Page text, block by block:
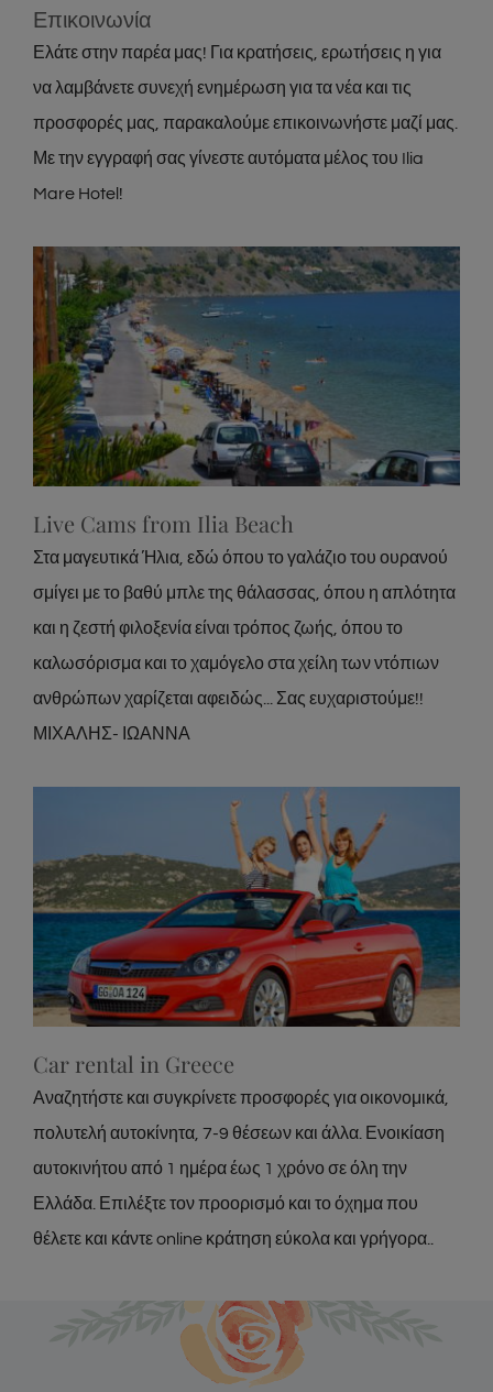
Επικοινωνία
Ελάτε στην παρέα μας! Για κρατήσεις, ερωτήσεις η για
να λαμβάνετε συνεχή ενημέρωση για τα νέα και τις
προσφορές μας, παρακαλούμε επικοινωνήστε μαζί μας.
Με την εγγραφή σας γίνεστε αυτόματα μέλος του Ilia
Mare Hotel!
Live Cams from Ilia Beach
About Guests Photos
Live Cams from Ilia Beach
Στα μαγευτικά Ήλια, εδώ όπου το γαλάζιο του ουρανού
σμίγει με το βαθύ μπλε της θάλασσας, όπου η απλότητα
και η ζεστή φιλοξενία είναι τρόπος ζωής, όπου το
καλωσόρισμα και το χαμόγελο στα χείλη των ντόπιων
ανθρώπων χαρίζεται αφειδώς... Σας ευχαριστούμε!!
ΜΙΧΑΛΗΣ- ΙΩΑΝΝΑ
Car rental in Greece
Location
Car rental in Greece
Αναζητήστε και συγκρίνετε προσφορές για οικονομικά,
πολυτελή αυτοκίνητα, 7-9 θέσεων και άλλα. Ενοικίαση
αυτοκινήτου από 1 ημέρα έως 1 χρόνο σε όλη την
Ελλάδα. Επιλέξτε τον προορισμό και το όχημα που
θέλετε και κάντε online κράτηση εύκολα και γρήγορα..